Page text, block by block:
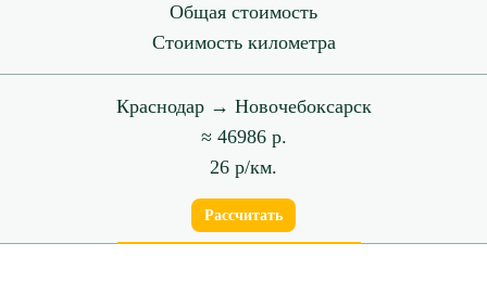
Общая стоимость
Стоимость километра
Краснодар → Новочебоксарск
≈ 46986 р.
26 р/км.
Рассчитать